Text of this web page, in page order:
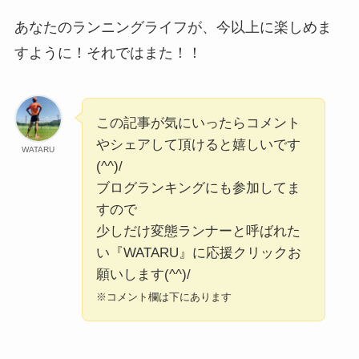
あなたのランニングライフが、今以上に楽しめま
すように！それではまた！！
WATARU
この記事が気にいったらコメント
やシェアして頂けると嬉しいです
(^^)/
ブログランキングにも参加してま
すので
少しだけ変態ランナーと呼ばれた
い『WATARU』に応援クリックお
願いします(^^)/
※コメント欄は下にあります